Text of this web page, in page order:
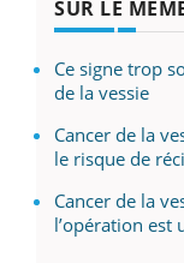
SUR LE
Ce signe trop
de la vessie
Cancer de la
le risque de
Cancer de la
l’opération est